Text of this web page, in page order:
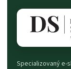
Specializovaný e-